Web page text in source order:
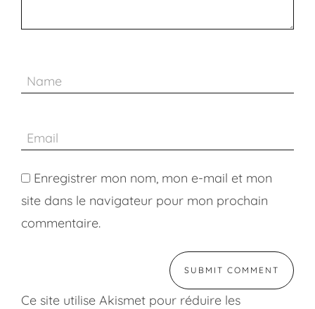
Enregistrer mon nom, mon e-mail et mon
site dans le navigateur pour mon prochain
commentaire.
Ce site utilise Akismet pour réduire les